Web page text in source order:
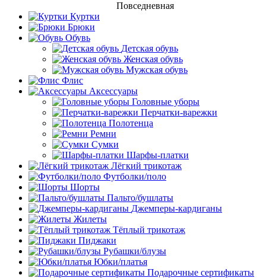
Повседневная
Куртки
Брюки
Обувь
Детская обувь
Женская обувь
Мужская обувь
Флис
Аксессуары
Головные уборы
Перчатки-варежки
Полотенца
Ремни
Сумки
Шарфы-платки
Лёгкий трикотаж
Футболки/поло
Шорты
Пальто/бушлаты
Джемперы-кардиганы
Жилеты
Тёплый трикотаж
Пиджаки
Рубашки/блузы
Юбки/платья
Подарочные сертификаты